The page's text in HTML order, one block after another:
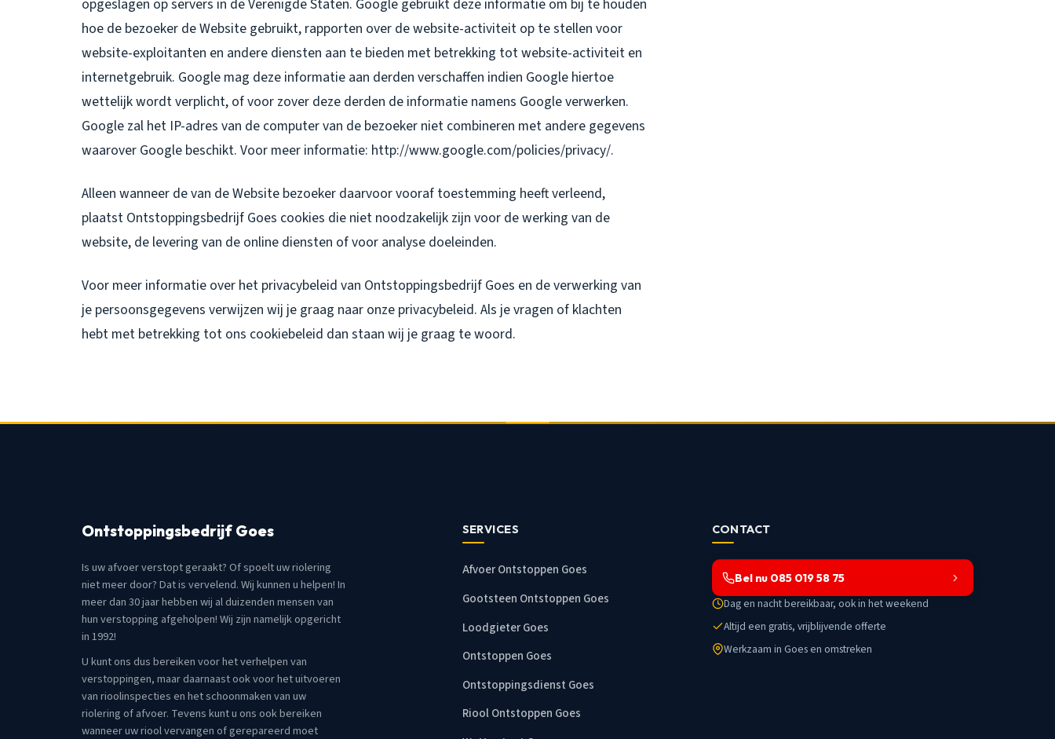
opgeslagen op servers in de Verenigde Staten. Google gebruikt deze informatie om bij te houden
hoe de bezoeker de Website gebruikt, rapporten over de website-activiteit op te stellen voor
website-exploitanten en andere diensten aan te bieden met betrekking tot website-activiteit en
internetgebruik. Google mag deze informatie aan derden verschaffen indien Google hiertoe
wettelijk wordt verplicht, of voor zover deze derden de informatie namens Google verwerken.
Google zal het IP-adres van de computer van de bezoeker niet combineren met andere gegevens
waarover Google beschikt. Voor meer informatie: http://www.google.com/policies/privacy/.
Alleen wanneer de van de Website bezoeker daarvoor vooraf toestemming heeft verleend,
plaatst Ontstoppingsbedrijf Goes cookies die niet noodzakelijk zijn voor de werking van de
website, de levering van de online diensten of voor analyse doeleinden.
Voor meer informatie over het privacybeleid van Ontstoppingsbedrijf Goes en de verwerking van
je persoonsgegevens verwijzen wij je graag naar onze privacybeleid. Als je vragen of klachten
hebt met betrekking tot ons cookiebeleid dan staan wij je graag te woord.
Ontstoppingsbedrijf Goes
Is uw afvoer verstopt geraakt? Of spoelt uw riolering
niet meer door? Dat is vervelend. Wij kunnen u helpen! In
meer dan 30 jaar hebben wij al duizenden mensen van
hun verstopping afgeholpen! Wij zijn namelijk opgericht
in 1992!
U kunt ons dus bereiken voor het verhelpen van
verstoppingen, maar daarnaast ook voor het uitvoeren
van rioolinspecties en het schoonmaken van uw
riolering of afvoer. Tevens kunt u ons ook bereiken
wanneer uw riool vervangen of gerepareerd moet
SERVICES
Afvoer Ontstoppen Goes
Gootsteen Ontstoppen Goes
Loodgieter Goes
Ontstoppen Goes
Ontstoppingsdienst Goes
Riool Ontstoppen Goes
CONTACT
Bel nu 085 019 58 75
Dag en nacht bereikbaar, ook in het weekend
Altijd een gratis, vrijblijvende offerte
Werkzaam in Goes en omstreken